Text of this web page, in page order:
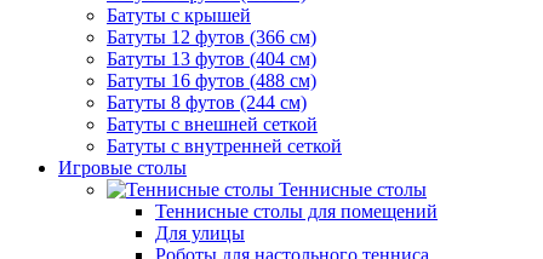
Батуты с крышей
Батуты 12 футов (366 см)
Батуты 13 футов (404 см)
Батуты 16 футов (488 см)
Батуты 8 футов (244 см)
Батуты с внешней сеткой
Батуты с внутренней сеткой
Игровые столы
Теннисные столы
Теннисные столы для помещений
Для улицы
Роботы для настольного тенниса